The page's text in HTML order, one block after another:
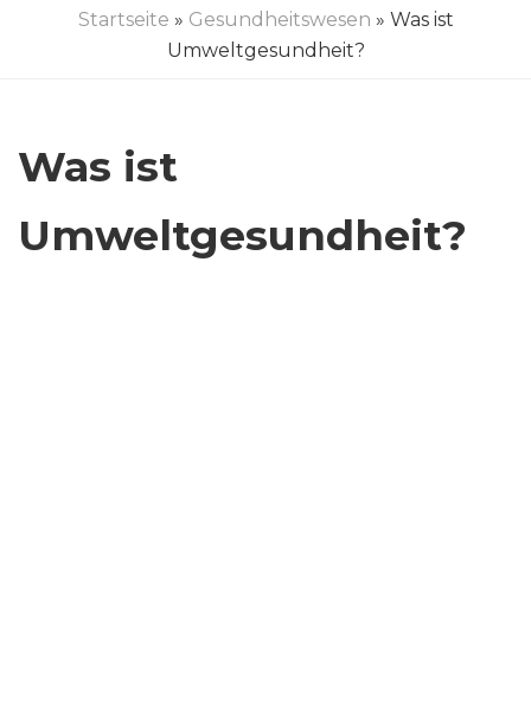
Startseite » Gesundheitswesen » Was ist
Umweltgesundheit?
Was ist
Umweltgesundheit?